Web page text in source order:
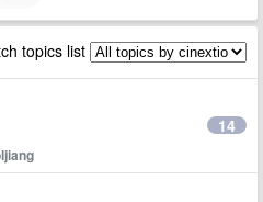
topics list
14